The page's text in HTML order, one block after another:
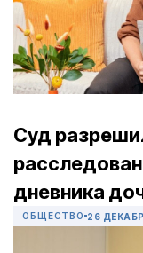
Суд
дневника
ОБЩЕСТВО 26